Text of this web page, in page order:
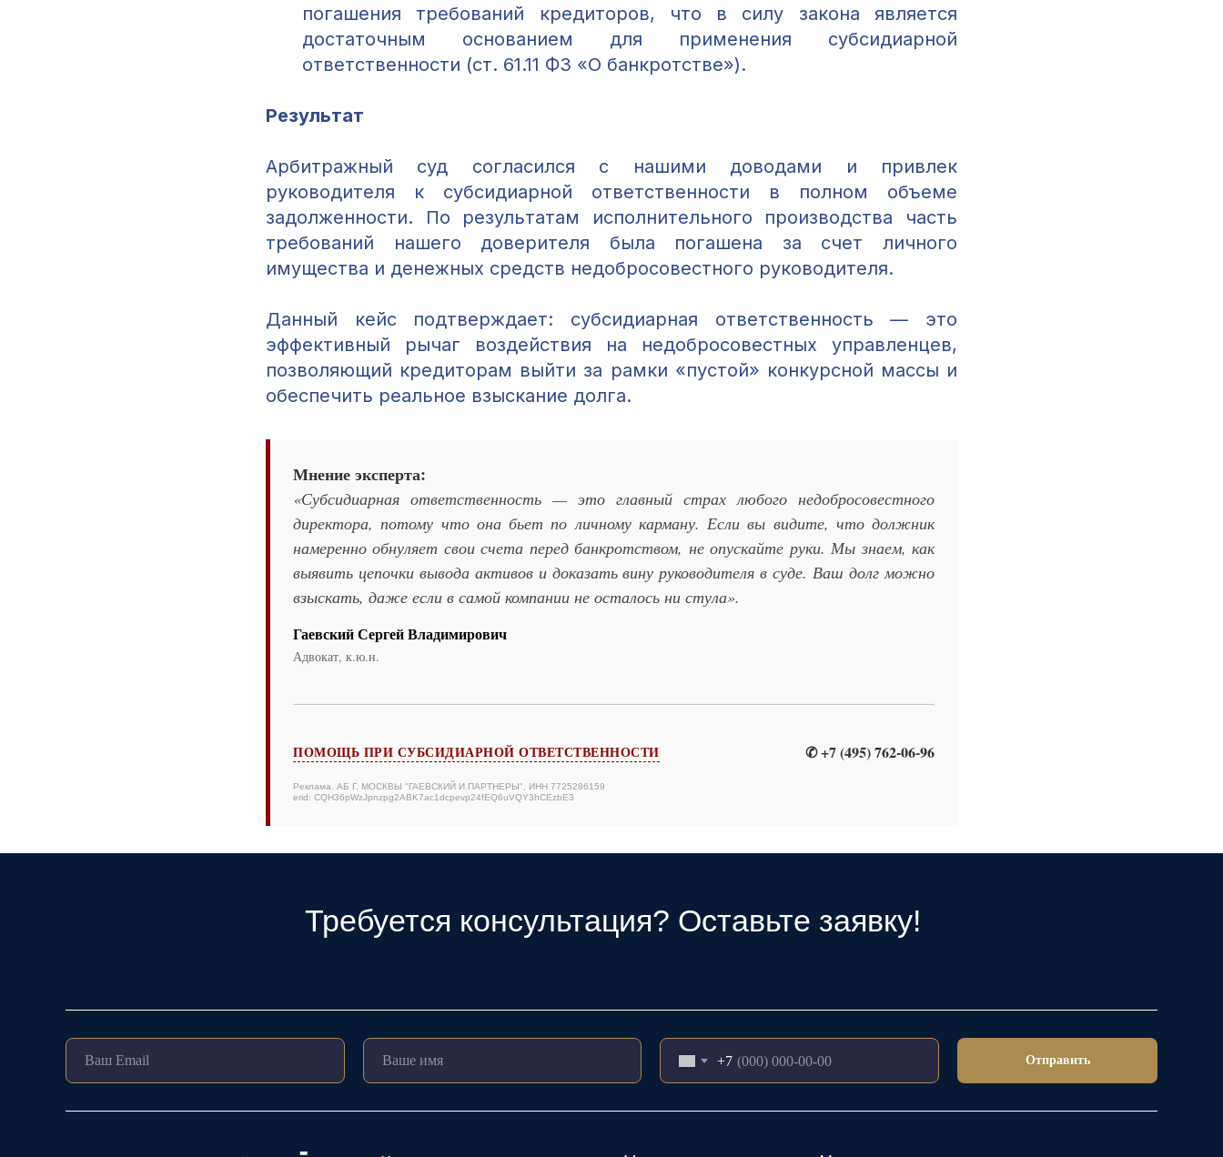
погашения требований кредиторов, что в силу закона является
достаточным основанием для применения субсидиарной
ответственности (ст. 61.11 ФЗ «О банкротстве»).
Результат
Арбитражный суд согласился с нашими доводами и привлек
руководителя к субсидиарной ответственности в полном объеме
задолженности. По результатам исполнительного производства часть
требований нашего доверителя была погашена за счет личного
имущества и денежных средств недобросовестного руководителя.
Данный кейс подтверждает: субсидиарная ответственность — это
эффективный рычаг воздействия на недобросовестных управленцев,
позволяющий кредиторам выйти за рамки «пустой» конкурсной массы и
обеспечить реальное взыскание долга.
Мнение эксперта:
«Субсидиарная ответственность — это главный страх любого недобросовестного
директора, потому что она бьет по личному карману. Если вы видите, что должник
намеренно обнуляет свои счета перед банкротством, не опускайте руки. Мы знаем, как
выявить цепочки вывода активов и доказать вину руководителя в суде. Ваш долг можно
взыскать, даже если в самой компании не осталось ни стула».
Гаевский Сергей Владимирович
Адвокат, к.ю.н.
ПОМОЩЬ ПРИ СУБСИДИАРНОЙ ОТВЕТСТВЕННОСТИ ✆ +7 (495) 762-06-96
Реклама. АБ Г. МОСКВЫ "ГАЕВСКИЙ И ПАРТНЕРЫ", ИНН 7725286159
erid: CQH36pWzJpnzpg2ABK7ac1dcpevp24fEQ6uVQY3hCEzbE3
Требуется консультация? Оставьте заявку!
+7 Отправить